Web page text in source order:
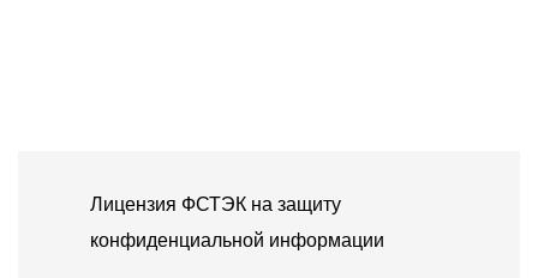
Лицензия ФСТЭК на защиту
конфиденциальной информации